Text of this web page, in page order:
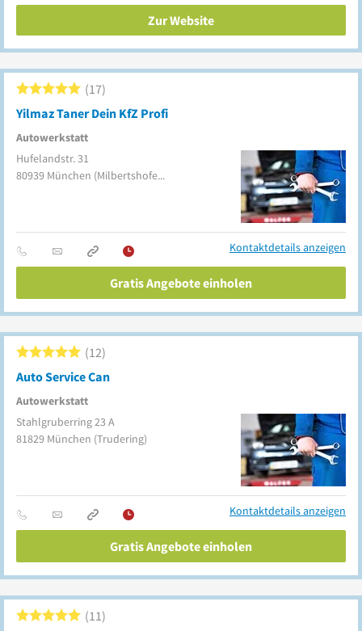
Zur Website
Yilmaz Taner Dein KfZ Profi
Autowerkstatt
17
Hufelandstr. 31
80939 München (Milbertshofen-Am Hart)
Kontaktdetails anzeigen
Gratis Angebote einholen
Auto Service Can
Autowerkstatt
12
Stahlgruberring 23 A
81829 München (Trudering)
Kontaktdetails anzeigen
Gratis Angebote einholen
11